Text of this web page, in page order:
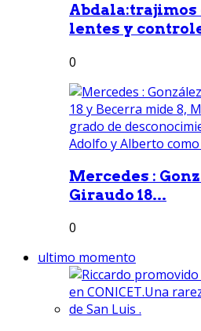
Abdala:trajimos
lentes y
0
Mercedes :
Giraudo 18...
0
ultimo momento